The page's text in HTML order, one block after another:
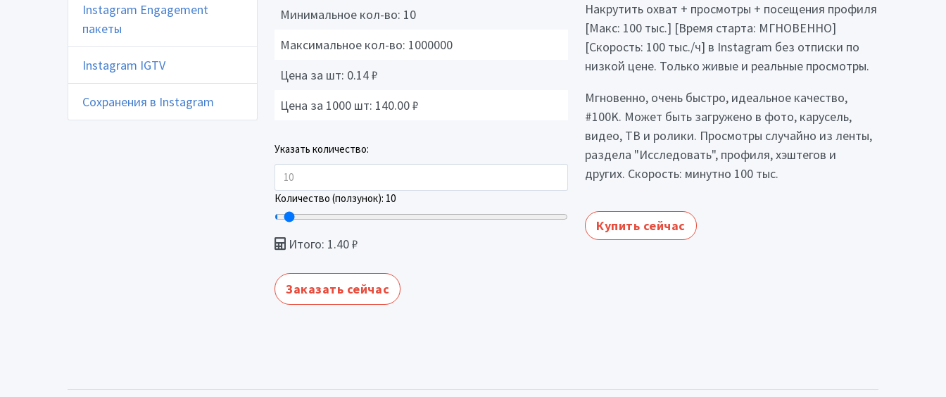
Instagram Engagement
пакеты
Instagram IGTV
Сохранения в Instagram
Минимальное кол-во: 10
Максимальное кол-во: 1000000
Цена за шт: 0.14₽
Цена за 1000 шт: 140.00₽
Указать количество:
Количество (ползунок): 10
Итого: 1.40₽
Заказать сейчас
Накрутить охват + просмотры + посещения профиля
[Макс: 100 тыс.] [Время старта: МГНОВЕННО]
[Скорость: 100 тыс./ч] в Instagram без отписки по
низкой цене. Только живые и реальные просмотры.
Мгновенно, очень быстро, идеальное качество,
#100K. Может быть загружено в фото, карусель,
видео, ТВ и ролики. Просмотры случайно из ленты,
раздела "Исследовать", профиля, хэштегов и
других. Скорость: минутно 100 тыс.
Купить сейчас